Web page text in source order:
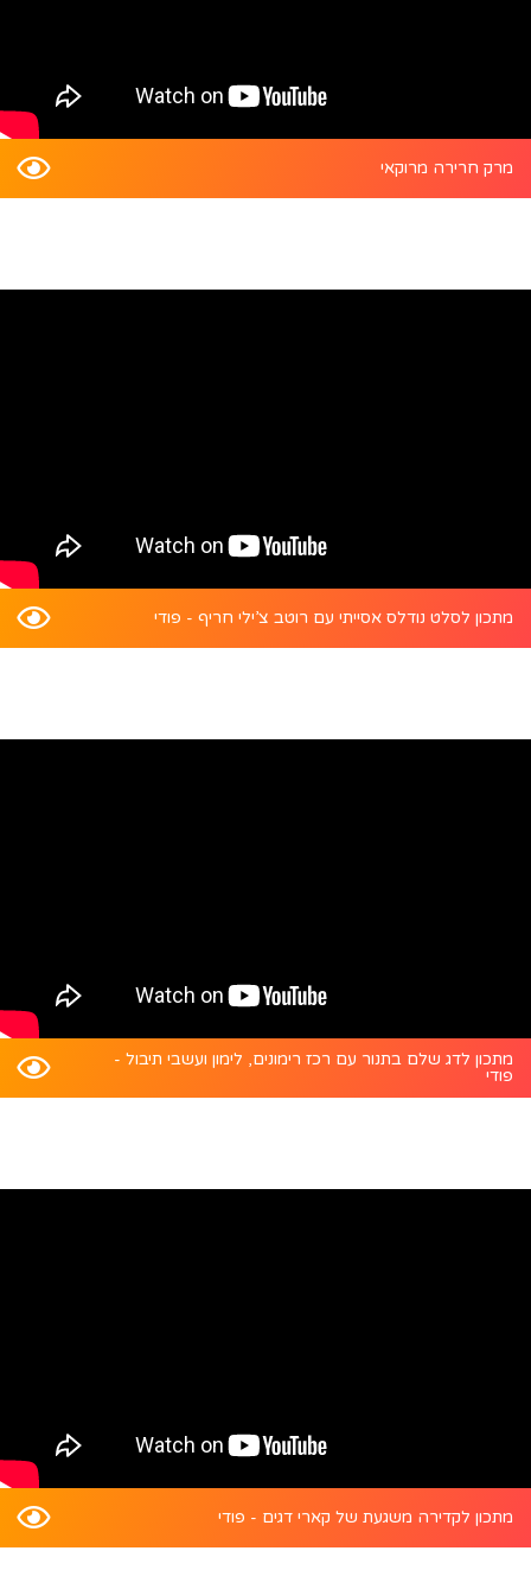
מרק חרירה מרוקאי
מתכון לסלט נודלס אסייתי עם רוטב צ’ילי חריף - פודי
מתכון לדג שלם בתנור עם רכז רימונים, לימון ועשבי תיבול -
פודי
מתכון לקדירה משגעת של קארי דגים - פודי